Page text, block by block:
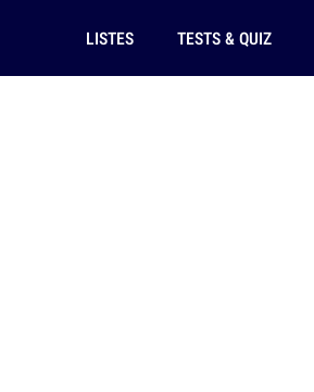
LISTES TESTS & QUIZ